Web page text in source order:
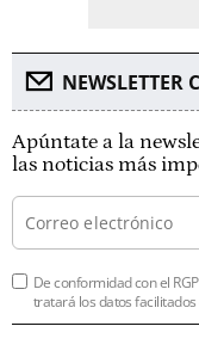
NEWSLETTER
Apúntate a la
las noticias más
De conformidad con el
tratará los datos